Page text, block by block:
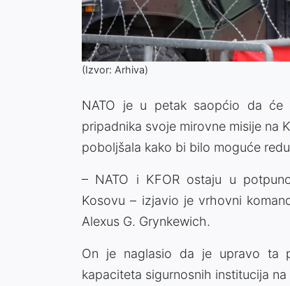
(Izvor: Arhiva)
NATO je u petak saopćio da će
pripadnika svoje mirovne misije na
poboljšala kako bi bilo moguće
– NATO i KFOR ostaju u
Kosovu – izjavio je vrhovni
Alexus G. Grynkewich.
On je naglasio da je upravo ta
kapaciteta sigurnosnih institucija na